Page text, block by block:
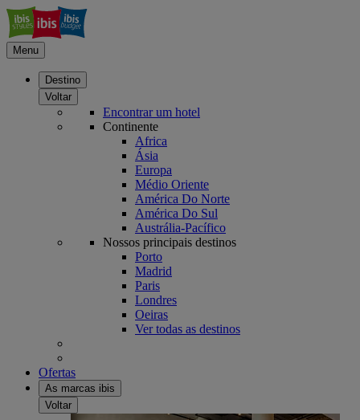
Menu
Destino
Voltar
Encontrar um hotel
Continente
Africa
Ásia
Europa
Médio Oriente
América Do Norte
América Do Sul
Austrália-Pacífico
Nossos principais destinos
Porto
Madrid
Paris
Londres
Oeiras
Ver todas as destinos
Ofertas
As marcas ibis
Voltar